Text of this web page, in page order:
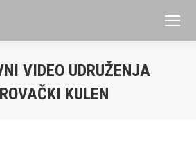
VIDEO UDRUŽENJA
KULEN